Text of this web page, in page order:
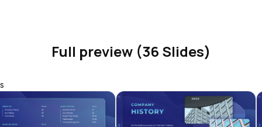
Full preview (36 Slides)
s